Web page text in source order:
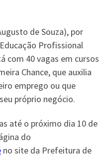
de Souza), por
Profissional
com 40 vagas em cursos
Chance, que auxilia
emprego ou que
próprio negócio.
até o próximo dia 10 de
do
no site da Prefeitura de